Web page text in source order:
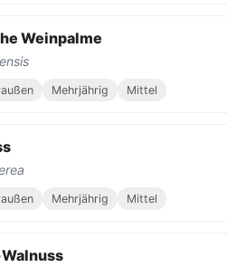
Weinpalme
Mehrjährig Mittel
Mehrjährig Mittel